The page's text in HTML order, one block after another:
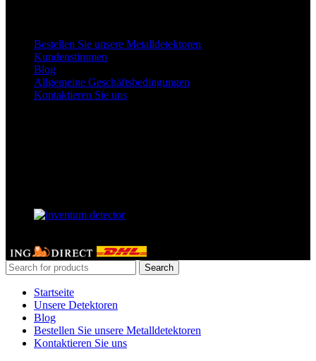
Bestellen Sie unsere Metalldetektoren
Kundenstimmen
Blog
Allgemeine Geschäftsbedingungen
Kontaktieren Sie uns
Search
Startseite
Unsere Detektoren
Blog
Bestellen Sie unsere Metalldetektoren
Kontaktieren Sie uns